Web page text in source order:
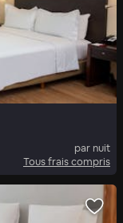
par nuit
Tous frais compris